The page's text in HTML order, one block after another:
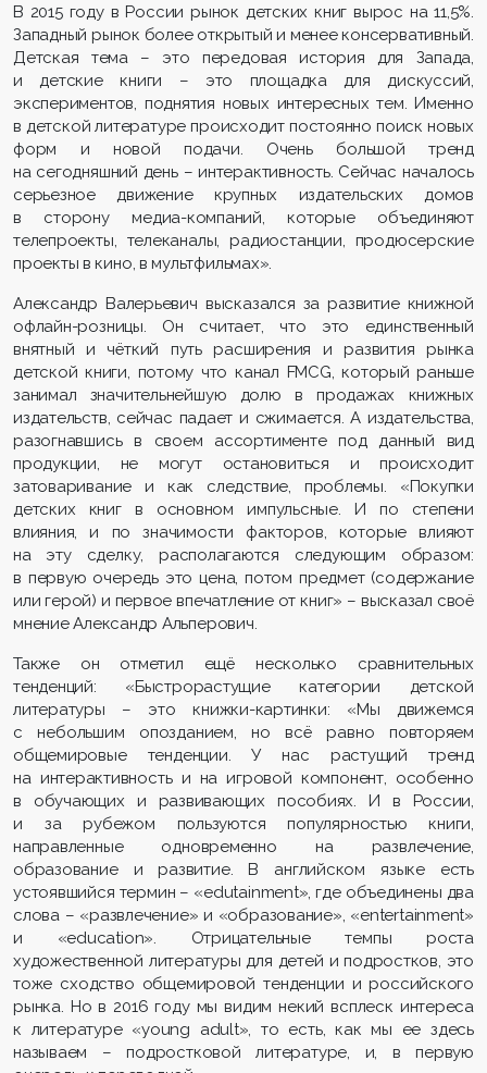
В 2015 году в России рынок детских книг вырос на 11,5%.
Западный рынок более открытый и менее консервативный.
Детская тема – это передовая история для Запада,
и детские книги – это площадка для дискуссий,
экспериментов, поднятия новых интересных тем. Именно
в детской литературе происходит постоянно поиск новых
форм и новой подачи. Очень большой тренд
на сегодняшний день – интерактивность. Сейчас началось
серьезное движение крупных издательских домов
в сторону медиа-компаний, которые объединяют
телепроекты, телеканалы, радиостанции, продюсерские
проекты в кино, в мультфильмах».
Александр Валерьевич высказался за развитие книжной
офлайн-розницы. Он считает, что это единственный
внятный и чёткий путь расширения и развития рынка
детской книги, потому что канал FMCG, который раньше
занимал значительнейшую долю в продажах книжных
издательств, сейчас падает и сжимается. А издательства,
разогнавшись в своем ассортименте под данный вид
продукции, не могут остановиться и происходит
затоваривание и как следствие, проблемы. «Покупки
детских книг в основном импульсные. И по степени
влияния, и по значимости факторов, которые влияют
на эту сделку, располагаются следующим образом:
в первую очередь это цена, потом предмет (содержание
или герой) и первое впечатление от книг» – высказал своё
мнение Александр Альперович.
Также он отметил ещё несколько сравнительных
тенденций: «Быстрорастущие категории детской
литературы – это книжки-картинки: «Мы движемся
с небольшим опозданием, но всё равно повторяем
общемировые тенденции. У нас растущий тренд
на интерактивность и на игровой компонент, особенно
в обучающих и развивающих пособиях. И в России,
и за рубежом пользуются популярностью книги,
направленные одновременно на развлечение,
образование и развитие. В английском языке есть
устоявшийся термин – «edutainment», где объединены два
слова – «развлечение» и «образование», «entertainment»
и «еducation». Отрицательные темпы роста
художественной литературы для детей и подростков, это
тоже сходство общемировой тенденции и российского
рынка. Но в 2016 году мы видим некий всплеск интереса
к литературе «young adult», то есть, как мы ее здесь
называем – подростковой литературе, и, в первую